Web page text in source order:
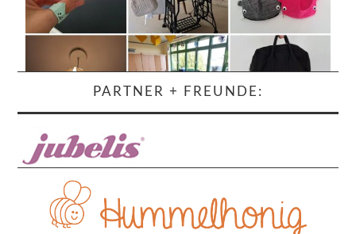
PARTNER + FREUNDE: